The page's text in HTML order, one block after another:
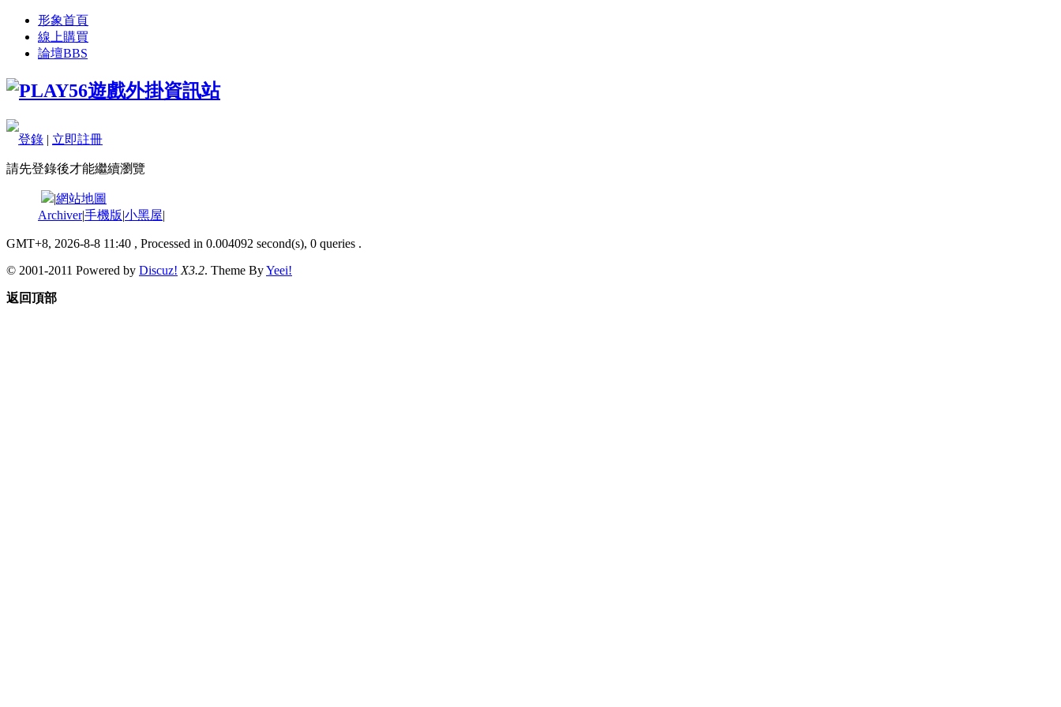
形象首頁
線上購買
論壇BBS
登錄 | 立即註冊
請先登錄後才能繼續瀏覽
|網站地圖
Archiver|手機版|小黑屋|
GMT+8, 2026-8-8 11:40 , Processed in 0.004092 second(s), 0 queries .
© 2001-2011 Powered by Discuz! X3.2. Theme ByYeei!
返回頂部